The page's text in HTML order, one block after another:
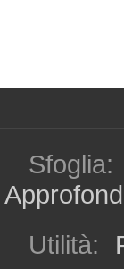
Sfoglia:
Utilità: